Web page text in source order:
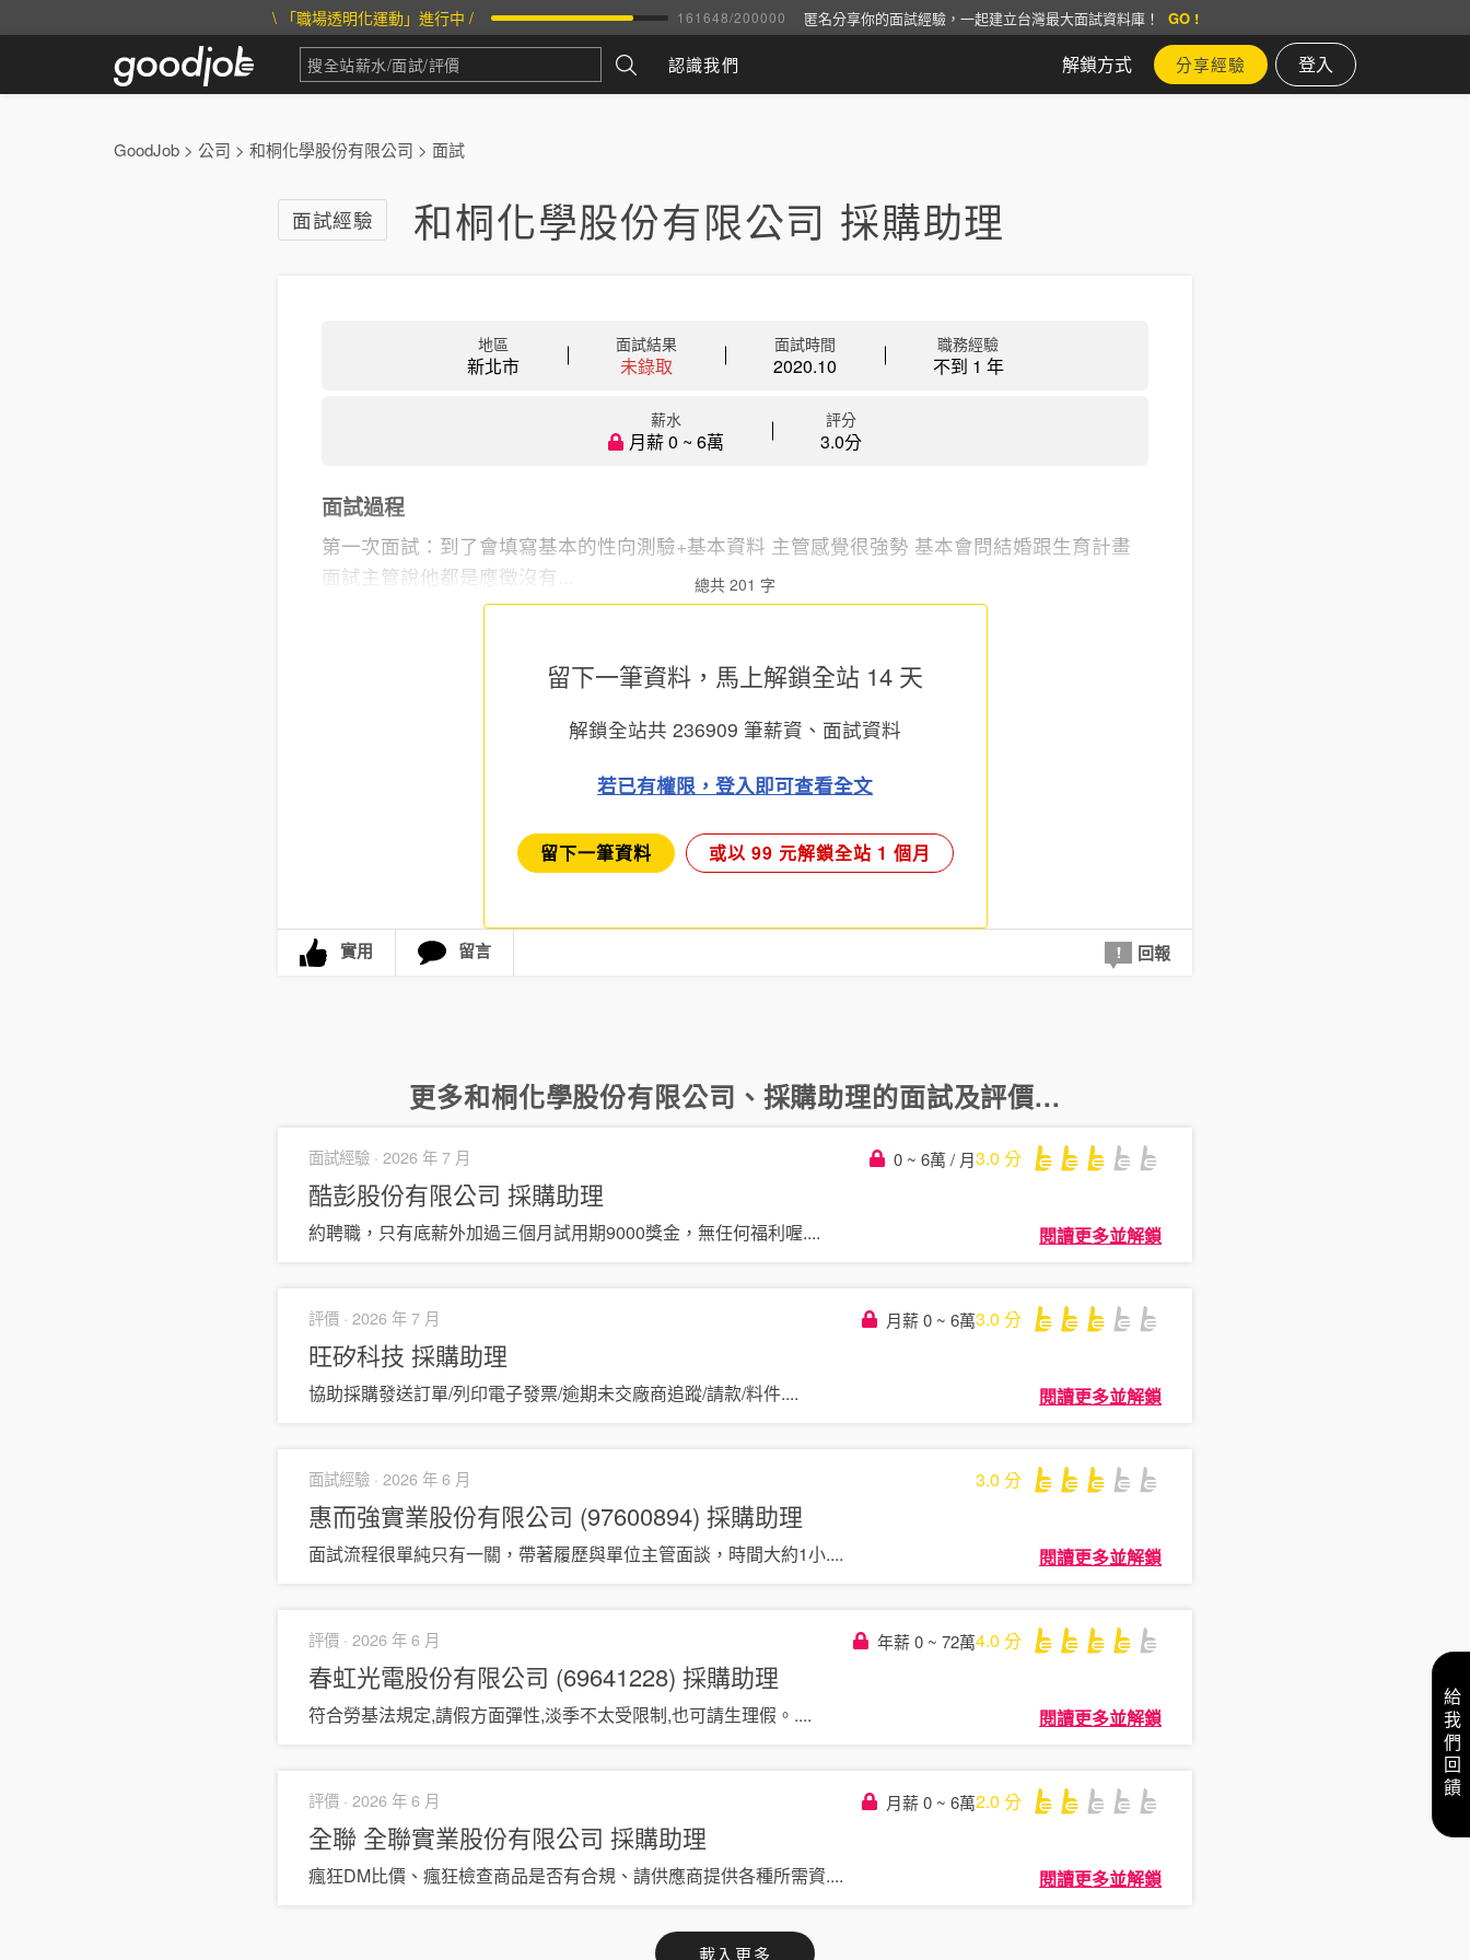
\ 「職場透明化運動」進行中 / 161648/200000 匿名分享你的面試經驗，一起建立台灣最大面試資料庫！ GO !
認識我們 解鎖方式 分享經驗 登入
GoodJob > 公司 > 和桐化學股份有限公司 > 面試
面試經驗 和桐化學股份有限公司 採購助理
地區
新北市
面試結果
未錄取
面試時間
2020.10
職務經驗
不到 1 年
薪水
月薪 0 ~ 6萬
評分
3.0分
面試過程
第一次面試：到了會填寫基本的性向測驗+基本資料 主管感覺很強勢 基本會問結婚跟生育計畫
面試主管說他都是應徵沒有...
總共 201 字
留下一筆資料，馬上解鎖全站 14 天
解鎖全站共 236909 筆薪資、面試資料
若已有權限，登入即可查看全文
留下一筆資料 或以 99 元解鎖全站 1 個月
實用 留言 回報
更多和桐化學股份有限公司 、 採購助理的面試及評價...
面試經驗 · 2026 年 7 月 0 ~ 6萬 / 月3.0 分
酷彭股份有限公司 採購助理
約聘職，只有底薪外加過三個月試用期9000獎金，無任何福利喔.... 閱讀更多並解鎖
評價 · 2026 年 7 月 月薪 0 ~ 6萬3.0 分
旺矽科技 採購助理
協助採購發送訂單/列印電子發票/逾期未交廠商追蹤/請款/料件.... 閱讀更多並解鎖
面試經驗 · 2026 年 6 月 3.0 分
惠而強實業股份有限公司 (97600894) 採購助理
面試流程很單純只有一關，帶著履歷與單位主管面談，時間大約1小.... 閱讀更多並解鎖
評價 · 2026 年 6 月 年薪 0 ~ 72萬4.0 分
春虹光電股份有限公司 (69641228) 採購助理
符合勞基法規定,請假方面彈性,淡季不太受限制,也可請生理假。 .... 閱讀更多並解鎖
評價 · 2026 年 6 月 月薪 0 ~ 6萬2.0 分
全聯 全聯實業股份有限公司 採購助理
瘋狂DM比價、瘋狂檢查商品是否有合規、請供應商提供各種所需資.... 閱讀更多並解鎖
載入更多
給我們回饋